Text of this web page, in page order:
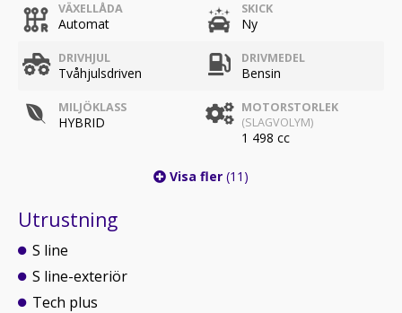
VÄXELLÅDA
Automat
SKICK
Ny
DRIVHJUL
Tvåhjulsdriven
DRIVMEDEL
Bensin
MILJÖKLASS
HYBRID
MOTORSTORLEK
(SLAGVOLYM)
1 498 cc
Visa fler (11)
Utrustning
S line
S line-exteriör
Tech plus